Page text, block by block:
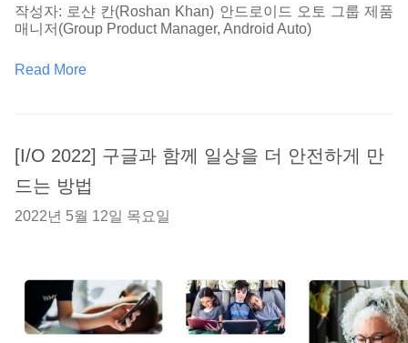
작성자: 로샨 칸(Roshan Khan) 안드로이드 오토 그룹 제품
매니저(Group Product Manager, Android Auto)
Read More
[I/O 2022] 구글과 함께 일상을 더 안전하게 만
드는 방법
2022년 5월 12일 목요일